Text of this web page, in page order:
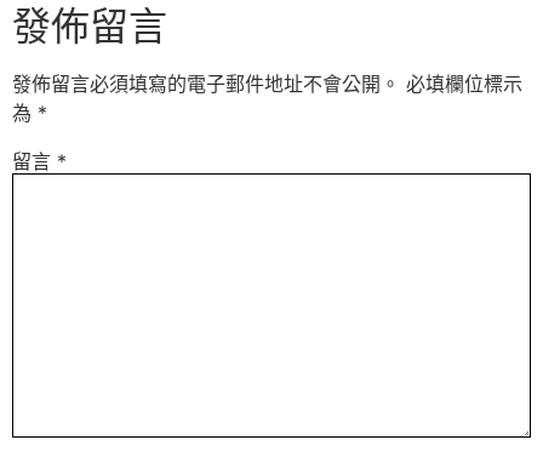
發佈留言
發佈留言必須填寫的電子郵件地址不會公開。 必填欄位標示
為 *
留言 *